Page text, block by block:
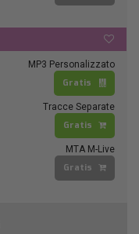
MP3 Personalizzato
Gratis
Tracce Separate
Gratis
MTA M-Live
Gratis